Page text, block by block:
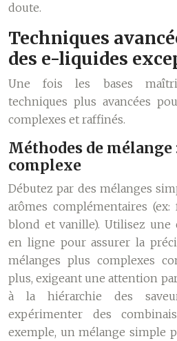
doute.
Techniques
des e-liquides
Une fois les bases
techniques plus avancées
complexes et raffinés.
Méthodes de mélange
complexe
Débutez par des mélanges
arômes complémentaires (ex:
blond et vanille). Utilisez une
en ligne pour assurer la
mélanges plus complexes
plus, exigeant une attention
à la hiérarchie des
expérimenter des
exemple, un mélange simple